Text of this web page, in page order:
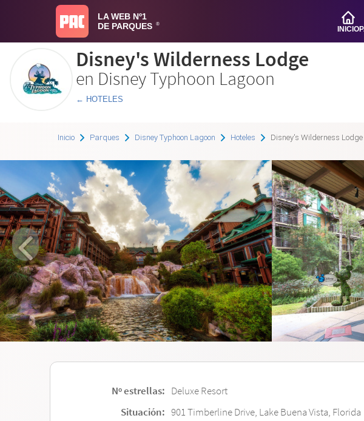
LA WEB Nº1
DE PARQUES
®
INICIO
Disney's Wilderness Lodge
en Disney Typhoon Lagoon
← HOTELES
Inicio Parques Disney Typhoon Lagoon Hoteles Disney's Wilderness Lodge
Nº estrellas: Deluxe Resort
Situación: 901 Timberline Drive, Lake Buena Vista, Florida